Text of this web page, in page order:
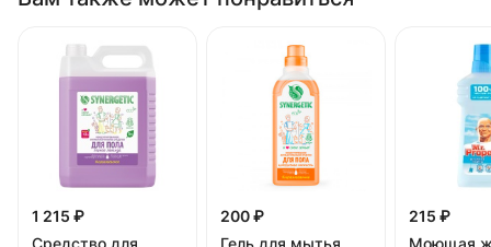
1 215 ₽
Средство для
200 ₽
Гель для мытья
215 ₽
Моющая